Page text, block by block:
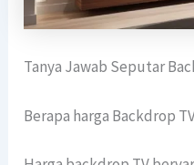
Tanya Jawab Seputar
Berapa harga Backdrop